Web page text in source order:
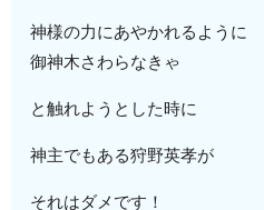
神様の力にあやかれるように
御神木さわらなきゃ
と触れようとした時に
神主でもある狩野英孝が
それはダメです！